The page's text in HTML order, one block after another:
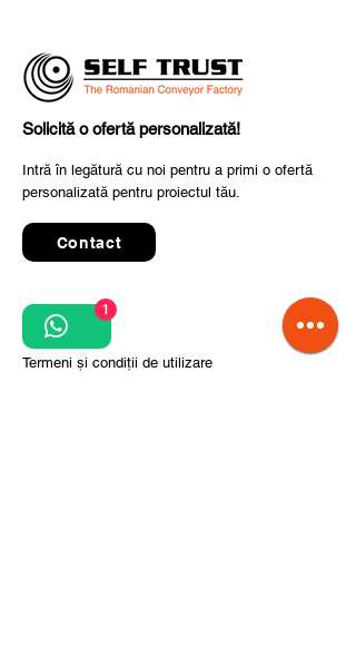
Solicită o ofertă personalizată!
Intră în legătură cu noi pentru a primi o ofertă
personalizată pentru proiectul tău.
Contact
Quick Links
Termeni și condiții de utilizare
1